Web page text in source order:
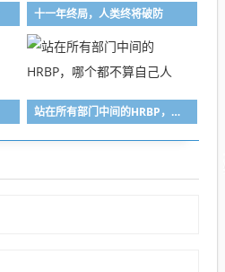
十一年终局，人类终将破防
站在所有部门中间的HRBP，哪个都不算自己人